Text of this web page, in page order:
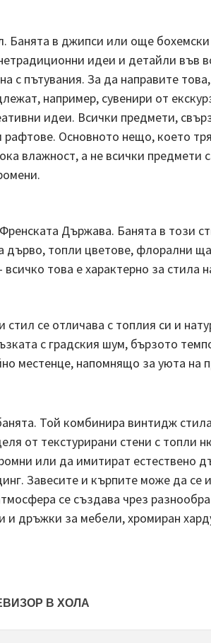
Банята в джипси или още
идеи и детайли във
с пътувания. За да направите
например, сувенири от
идеи. Всички предмети,
рафтове. Основното нещо, което
влажност, а не всички предмети
Държава. Банята в този
дърво, топли цветове, флорални
това е характерно за стила
стил се отличава с топлия си и
с градския шум, бързото
местенце, напомнящо за уюта на
Той комбинира винтидж
от текстурирани стени с топли
или да имитират естествено
Завесите и кърпите може да
се създава чрез
и дръжки за мебели, хромиран
В ХОЛА